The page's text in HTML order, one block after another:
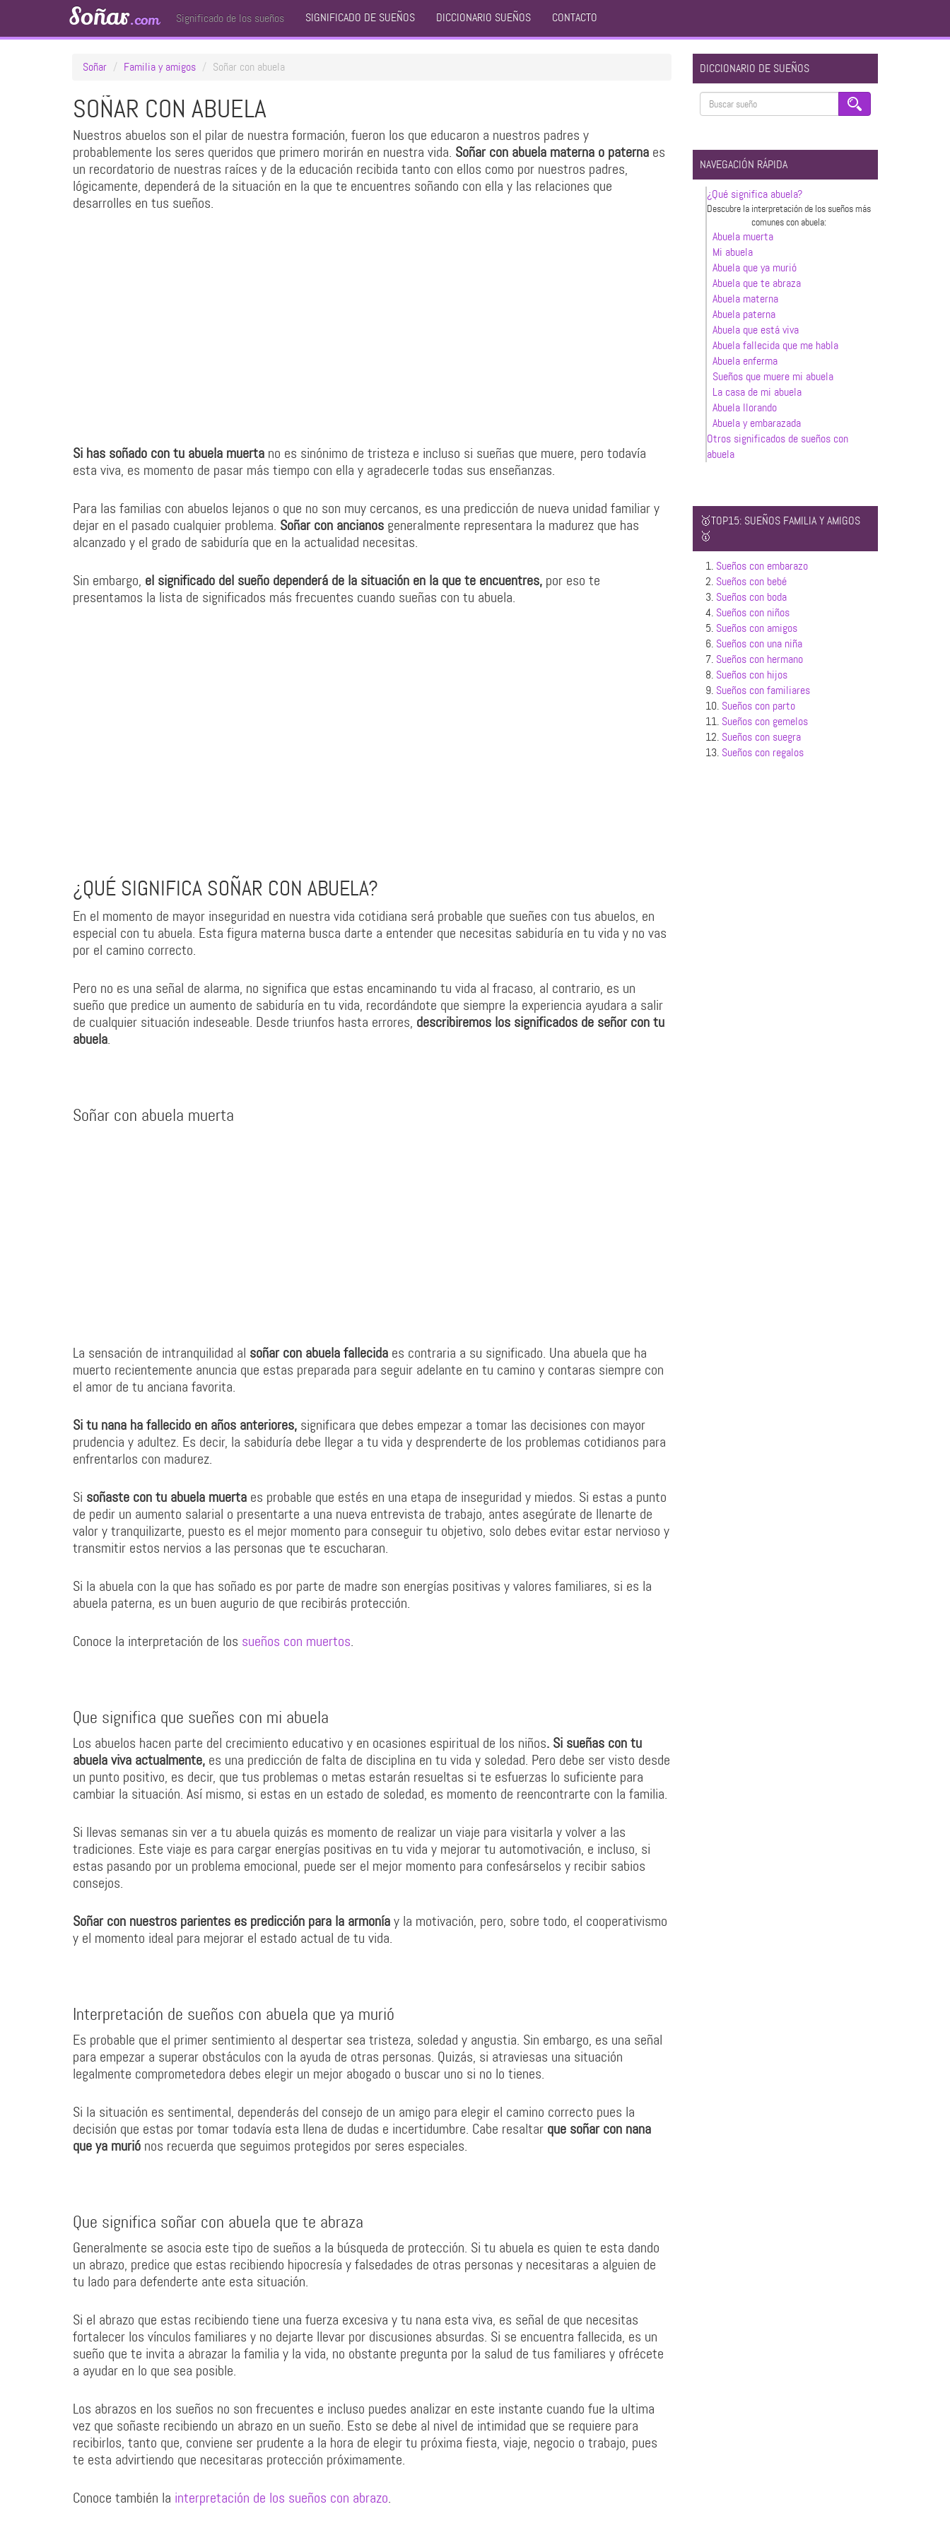
Soñar.com Significado de los sueños SIGNIFICADO DE SUEÑOS DICCIONARIO SUEÑOS CONTACTO
Soñar Familia y amigos Soñar con abuela
SOÑAR CON ABUELA
Nuestros abuelos son el pilar de nuestra formación, fueron los que educaron a nuestros padres y
probablemente los seres queridos que primero morirán en nuestra vida. Soñar con abuela materna o paterna es
un recordatorio de nuestras raíces y de la educación recibida tanto con ellos como por nuestros padres,
lógicamente, dependerá de la situación en la que te encuentres soñando con ella y las relaciones que
desarrolles en tus sueños.
Si has soñado con tu abuela muerta no es sinónimo de tristeza e incluso si sueñas que muere, pero todavía
esta viva, es momento de pasar más tiempo con ella y agradecerle todas sus enseñanzas.
Para las familias con abuelos lejanos o que no son muy cercanos, es una predicción de nueva unidad familiar y
dejar en el pasado cualquier problema. Soñar con ancianos generalmente representara la madurez que has
alcanzado y el grado de sabiduría que en la actualidad necesitas.
Sin embargo, el significado del sueño dependerá de la situación en la que te encuentres, por eso te
presentamos la lista de significados más frecuentes cuando sueñas con tu abuela.
¿QUÉ SIGNIFICA SOÑAR CON ABUELA?
En el momento de mayor inseguridad en nuestra vida cotidiana será probable que sueñes con tus abuelos, en
especial con tu abuela. Esta figura materna busca darte a entender que necesitas sabiduría en tu vida y no vas
por el camino correcto.
Pero no es una señal de alarma, no significa que estas encaminando tu vida al fracaso, al contrario, es un
sueño que predice un aumento de sabiduría en tu vida, recordándote que siempre la experiencia ayudara a salir
de cualquier situación indeseable. Desde triunfos hasta errores, describiremos los significados de señor con tu
abuela.
Soñar con abuela muerta
La sensación de intranquilidad al soñar con abuela fallecida es contraria a su significado. Una abuela que ha
muerto recientemente anuncia que estas preparada para seguir adelante en tu camino y contaras siempre con
el amor de tu anciana favorita.
Si tu nana ha fallecido en años anteriores, significara que debes empezar a tomar las decisiones con mayor
prudencia y adultez. Es decir, la sabiduría debe llegar a tu vida y desprenderte de los problemas cotidianos para
enfrentarlos con madurez.
Si soñaste con tu abuela muerta es probable que estés en una etapa de inseguridad y miedos. Si estas a punto
de pedir un aumento salarial o presentarte a una nueva entrevista de trabajo, antes asegúrate de llenarte de
valor y tranquilizarte, puesto es el mejor momento para conseguir tu objetivo, solo debes evitar estar nervioso y
transmitir estos nervios a las personas que te escucharan.
Si la abuela con la que has soñado es por parte de madre son energías positivas y valores familiares, si es la
abuela paterna, es un buen augurio de que recibirás protección.
Conoce la interpretación de los sueños con muertos.
Que significa que sueñes con mi abuela
Los abuelos hacen parte del crecimiento educativo y en ocasiones espiritual de los niños. Si sueñas con tu
abuela viva actualmente, es una predicción de falta de disciplina en tu vida y soledad. Pero debe ser visto desde
un punto positivo, es decir, que tus problemas o metas estarán resueltas si te esfuerzas lo suficiente para
cambiar la situación. Así mismo, si estas en un estado de soledad, es momento de reencontrarte con la familia.
Si llevas semanas sin ver a tu abuela quizás es momento de realizar un viaje para visitarla y volver a las
tradiciones. Este viaje es para cargar energías positivas en tu vida y mejorar tu automotivación, e incluso, si
estas pasando por un problema emocional, puede ser el mejor momento para confesárselos y recibir sabios
consejos.
Soñar con nuestros parientes es predicción para la armoníay la motivación, pero, sobre todo, el cooperativismo
y el momento ideal para mejorar el estado actual de tu vida.
Interpretación de sueños con abuela que ya murió
Es probable que el primer sentimiento al despertar sea tristeza, soledad y angustia. Sin embargo, es una señal
para empezar a superar obstáculos con la ayuda de otras personas. Quizás, si atraviesas una situación
legalmente comprometedora debes elegir un mejor abogado o buscar uno si no lo tienes.
Si la situación es sentimental, dependerás del consejo de un amigo para elegir el camino correcto pues la
decisión que estas por tomar todavía esta llena de dudas e incertidumbre. Cabe resaltar que soñar con nana
que ya murió nos recuerda que seguimos protegidos por seres especiales.
Que significa soñar con abuela que te abraza
Generalmente se asocia este tipo de sueños a la búsqueda de protección. Si tu abuela es quien te esta dando
un abrazo, predice que estas recibiendo hipocresía y falsedades de otras personas y necesitaras a alguien de
tu lado para defenderte ante esta situación.
Si el abrazo que estas recibiendo tiene una fuerza excesiva y tu nana esta viva, es señal de que necesitas
fortalecer los vínculos familiares y no dejarte llevar por discusiones absurdas. Si se encuentra fallecida, es un
sueño que te invita a abrazar la familia y la vida, no obstante pregunta por la salud de tus familiares y ofrécete
a ayudar en lo que sea posible.
Los abrazos en los sueños no son frecuentes e incluso puedes analizar en este instante cuando fue la ultima
vez que soñaste recibiendo un abrazo en un sueño. Esto se debe al nivel de intimidad que se requiere para
recibirlos, tanto que, conviene ser prudente a la hora de elegir tu próxima fiesta, viaje, negocio o trabajo, pues
te esta advirtiendo que necesitaras protección próximamente.
Conoce también la interpretación de los sueños con abrazo.
DICCIONARIO DE SUEÑOS
NAVEGACIÓN RÁPIDA
¿Qué significa abuela?
Descubre la interpretación de los sueños más
comunes con abuela:
Abuela muerta
Mi abuela
Abuela que ya murió
Abuela que te abraza
Abuela materna
Abuela paterna
Abuela que está viva
Abuela fallecida que me habla
Abuela enferma
Sueños que muere mi abuela
La casa de mi abuela
Abuela llorando
Abuela y embarazada
Otros significados de sueños con
abuela
🥇TOP15: SUEÑOS FAMILIA Y AMIGOS
🥇
1. Sueños con embarazo
2. Sueños con bebé
3. Sueños con boda
4. Sueños con niños
5. Sueños con amigos
6. Sueños con una niña
7. Sueños con hermano
8. Sueños con hijos
9. Sueños con familiares
10. Sueños con parto
11. Sueños con gemelos
12. Sueños con suegra
13. Sueños con regalos